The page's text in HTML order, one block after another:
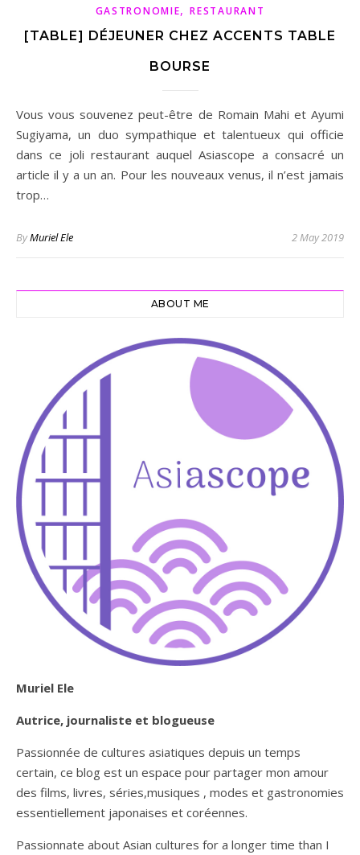
GASTRONOMIE,RESTAURANT
[TABLE] DÉJEUNER CHEZ ACCENTS TABLE
BOURSE
Vous vous souvenez peut-être de Romain Mahi et Ayumi
Sugiyama, un duo sympathique et talentueux qui officie
dans ce joli restaurant auquel Asiascope a consacré un
article il y a un an. Pour les nouveaux venus, il n’est jamais
trop…
ByMuriel Ele 2 May 2019
ABOUT ME
Muriel Ele
Autrice, journaliste et blogueuse
Passionnée de cultures asiatiques depuis un temps
certain, ce blog est un espace pour partager mon amour
des films, livres, séries,musiques , modes et gastronomies
essentiellement japonaises et coréennes.
Passionnate about Asian cultures for a longer time than I